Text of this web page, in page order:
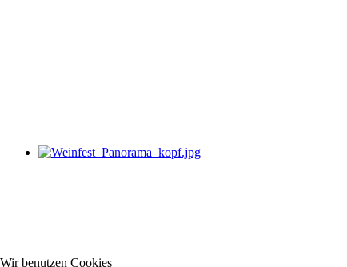
Wir benutzen Cookies